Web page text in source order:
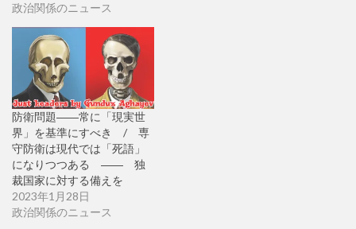
政治関係のニュース
防衛問題――常に「現実世
界」を基準にすべき / 専
守防衛は現代では「死語」
になりつつある ―― 独
裁国家に対する備えを
2023年1月28日
政治関係のニュース